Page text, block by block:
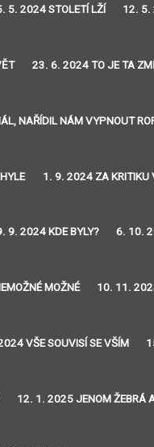
5. 2024 STOLETÍ LŽÍ 12. 5.
23. 6. 2024 TO JE TA
NAŘÍDIL NÁM VYPNOUT
1. 9. 2024 ZA KRITIKU
9. 2024 KDE BYLY? 6. 10.
MOŽNÉ 10. 11.
VŠE SOUVISÍ SE VŠÍM
12. 1. 2025 JENOM ŽEBRÁ